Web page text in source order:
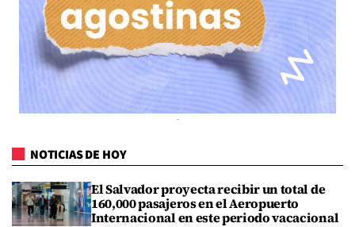
NOTICIAS DE HOY
El Salvador proyecta recibir un total de
160,000 pasajeros en el Aeropuerto
Internacional en este periodo vacacional